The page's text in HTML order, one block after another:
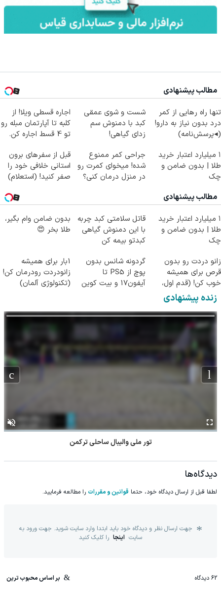
مطالب پیشنهادی
تنها راه رهایی از کمر
درد بدون نیاز به دارو!
(◂پرسش‌نامه)
شست و شوی عمقی
کبد با دمنوش سم
زدای گیاهی!
اجاره‌ قسطی ویلا! از
کلبه تا آپارتمان مبله رو
تو 4 قسط اجاره کن.
۱ میلیارد اعتبار خرید
طلا | بدون ضامن و
چک
جراحی کمر ممنوع
شده! میخوای کمرت رو
در منزل درمان کنی؟
قبل از سفرهای برون
استانی خلافی خود را
صفر کنید! (استعلام)
مطالب پیشنهادی
۱ میلیارد اعتبار خرید
طلا | بدون ضامن و
چک
قاتل سلامتی کبد چربه
با این دمنوش گیاهی
کبدتو بیمه کن
بدون ضامن وام بگیر،
طلا بخر 😍
زانو دردت رو بدون
قرص برای همیشه
خوب کن! (قدم اول،
پرسش‌نامه)
گردونه شانس بدون
پوچ از PS5 تا
آیفون17 و بیت کوین
1بار برای همیشه
زانودردت رودرمان کن!
(تکنولوژی آلمان)
زنده پیشنهادی
تور ملی والیبال ساحلی ترکمن
دیدگاه‌ها
لطفا قبل از ارسال دیدگاه خود، حتما قوانین و مقررات را مطالعه فرمایید.
جهت ارسال نظر و دیدگاه خود باید ابتدا وارد سایت شوید. جهت ورود به
سایت اینجا را کلیک کنید
62 دیدگاه بر اساس محبوب ترین